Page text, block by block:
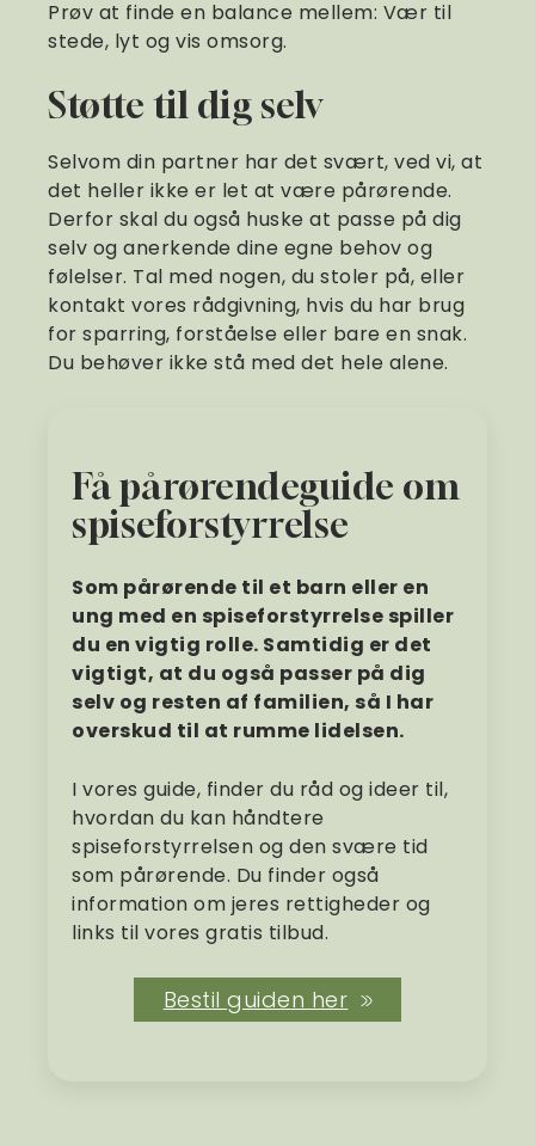
Prøv at finde en balance mellem: Vær til
stede, lyt og vis omsorg.
Støtte til dig selv
Selvom din partner har det svært, ved vi, at
det heller ikke er let at være pårørende.
Derfor skal du også huske at passe på dig
selv og anerkende dine egne behov og
følelser. Tal med nogen, du stoler på, eller
kontakt vores rådgivning, hvis du har brug
for sparring, forståelse eller bare en snak.
Du behøver ikke stå med det hele alene.
Få pårørendeguide om
spiseforstyrrelse
Som pårørende til et barn eller en
ung med en spiseforstyrrelse spiller
du en vigtig rolle. Samtidig er det
vigtigt, at du også passer på dig
selv og resten af familien, så I har
overskud til at rumme lidelsen.
I vores guide, finder du råd og ideer til,
hvordan du kan håndtere
spiseforstyrrelsen og den svære tid
som pårørende. Du finder også
information om jeres rettigheder og
links til vores gratis tilbud.
Bestil guiden her